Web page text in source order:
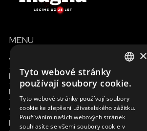
MENU
Všechny formy pomoci
Finance a reporty
Pracujte s námi
Aktuálně
Kdo jsme
CZECH
×
Tyto webové stránky
používají soubory cookie.
Tyto webové stránky používají soubory
cookie ke zlepšení uživatelského zážitku.
Používáním našich webových stránek
souhlasíte se všemi soubory cookie v